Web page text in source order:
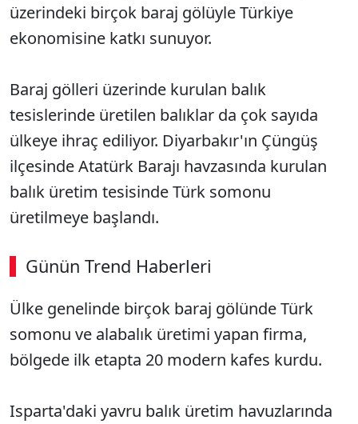
üzerindeki birçok baraj gölüyle Türkiye
ekonomisine katkı sunuyor.
Baraj gölleri üzerinde kurulan balık
tesislerinde üretilen balıklar da çok sayıda
ülkeye ihraç ediliyor. Diyarbakır'ın Çüngüş
ilçesinde Atatürk Barajı havzasında kurulan
balık üretim tesisinde Türk somonu
üretilmeye başlandı.
Günün Trend Haberleri
Ülke genelinde birçok baraj gölünde Türk
somonu ve alabalık üretimi yapan firma,
bölgede ilk etapta 20 modern kafes kurdu.
Isparta'daki yavru balık üretim havuzlarında